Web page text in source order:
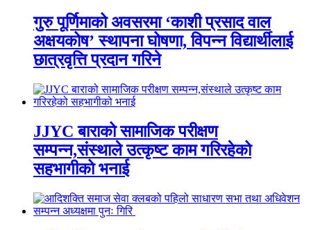
गुरु पूर्णिमाको अवसरमा ‘काशी प्रसाद वाल
अक्षयकोष’ स्थापना घोषणा, विपन्न विद्यार्थीलाई
छात्रवृत्ति प्रदान गरिने
JJYC बाराको सामाजिक परीक्षण
सम्पन्न,संस्थाले उत्कृष्ट काम गरिरहेको
सहभागीको भनाई